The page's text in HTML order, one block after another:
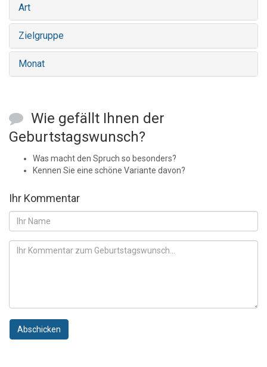
Art
Zielgruppe
Monat
Wie gefällt Ihnen der
Geburtstagswunsch?
Was macht den Spruch so besonders?
Kennen Sie eine schöne Variante davon?
Ihr Kommentar
Abschicken